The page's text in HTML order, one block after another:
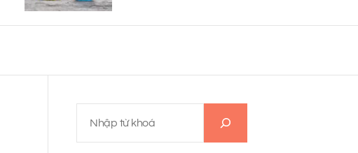
r
d
thiết kế siêu nhẹ 12Gram và
khả năng ghi âm 32-BIT FLOAT
m